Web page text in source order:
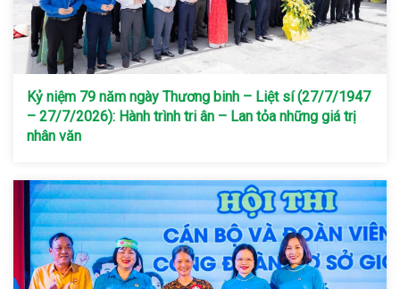
Kỷ niệm 79 năm ngày Thương binh – Liệt sí (27/7/1947
– 27/7/2026): Hành trình tri ân – Lan tỏa những giá trị
nhân văn